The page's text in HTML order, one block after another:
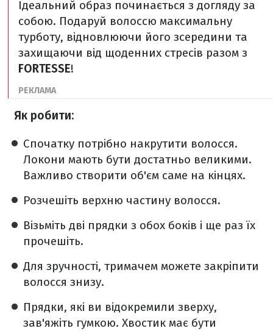
Ідеальний образ починається з догляду за
собою. Подаруй волоссю максимальну
турботу, відновлюючи його зсередини та
захищаючи від щоденних стресів разом з
FORTESSE!
Як робити:
Спочатку потрібно накрутити волосся.
Локони мають бути достатньо великими.
Важливо створити об'єм саме на кінцях.
Розчешіть верхню частину волосся.
Візьміть дві прядки з обох боків і ще раз їх
прочешіть.
Для зручності, тримачем можете закріпити
волосся знизу.
Прядки, які ви відокремили зверху,
зав'яжіть гумкою. Хвостик має бути